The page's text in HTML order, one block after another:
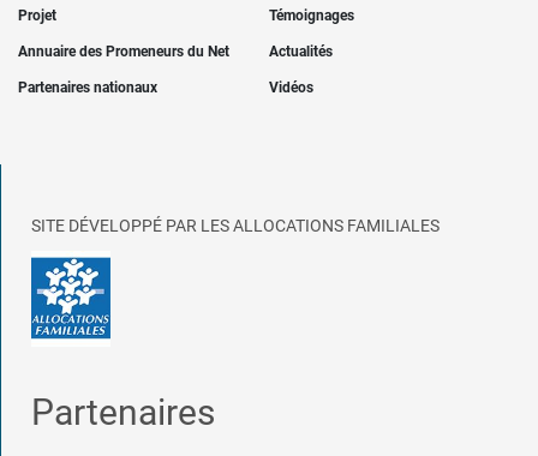
Projet Témoignages
Annuaire des Promeneurs du Net Actualités
Partenaires nationaux Vidéos
SITE DÉVELOPPÉ PAR LES ALLOCATIONS FAMILIALES
Partenaires